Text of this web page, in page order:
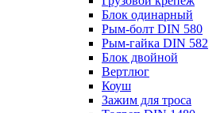
Блок одинарный
Рым-болт DIN 580
Рым-гайка DIN 582
Блок двойной
Вертлюг
Коуш
Зажим для троса